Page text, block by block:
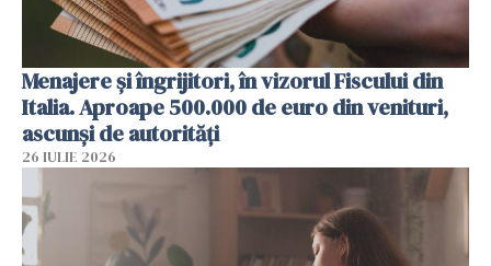
Menajere și îngrijitori, în vizorul Fiscului din
Italia. Aproape 500.000 de euro din venituri,
ascunși de autorități
26 IULIE 2026